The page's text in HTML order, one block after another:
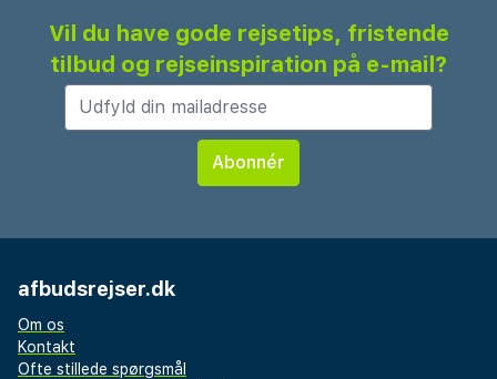
Vil du have gode rejsetips, fristende
tilbud og rejseinspiration på e-mail?
afbudsrejser.dk
Om os
Kontakt
Ofte stillede spørgsmål